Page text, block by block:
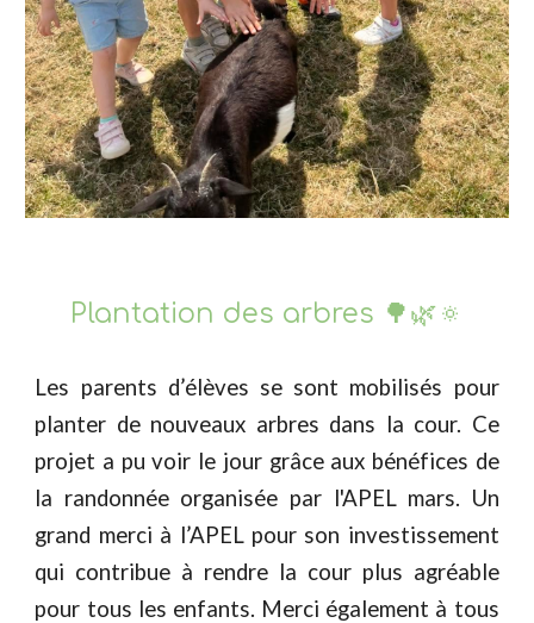
Plantation des arbres 🌳🌿🔅
Les parents d’élèves se sont mobilisés pour
planter de nouveaux arbres dans la cour. Ce
projet a pu voir le jour grâce aux bénéfices de
la randonnée organisée par l'APEL mars. Un
grand merci à l’APEL pour son investissement
qui contribue à rendre la cour plus agréable
pour tous les enfants. Merci également à tous